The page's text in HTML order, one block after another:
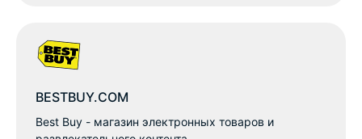
BESTBUY.COM
Best Buy - магазин электронных товаров и